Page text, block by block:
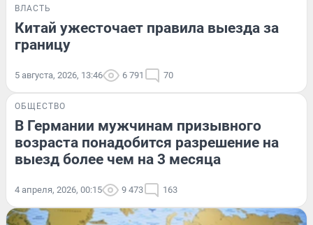
ВЛАСТЬ
Китай ужесточает правила выезда за
границу
5 августа, 2026, 13:46 6 791 70
ОБЩЕСТВО
В Германии мужчинам призывного
возраста понадобится разрешение на
выезд более чем на 3 месяца
4 апреля, 2026, 00:15 9 473 163